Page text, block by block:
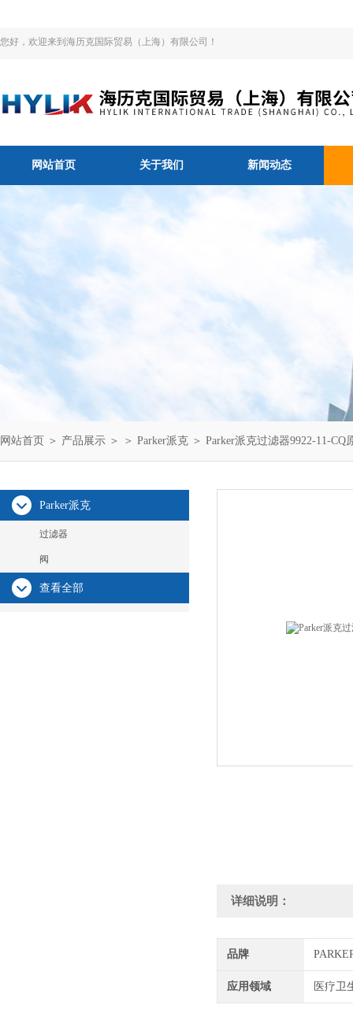
您好，欢迎来到海历克国际贸易（上海）有限公司！
网站首页 关于我们 新闻动态
网站首页 ＞ 产品展示 ＞ ＞ Parker派克 ＞ Parker派克过滤器9922-11-CQ
Parker派克
过滤器
阀
查看全部
详细说明：
品牌
应用领域 医疗卫